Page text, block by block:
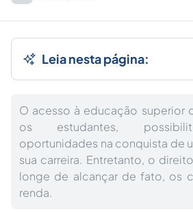
Leia nesta página:
O acesso à educação superior
os estudantes,
oportunidades na conquista de
sua carreira. Entretanto, o
longe de alcançar de fato, os
renda.